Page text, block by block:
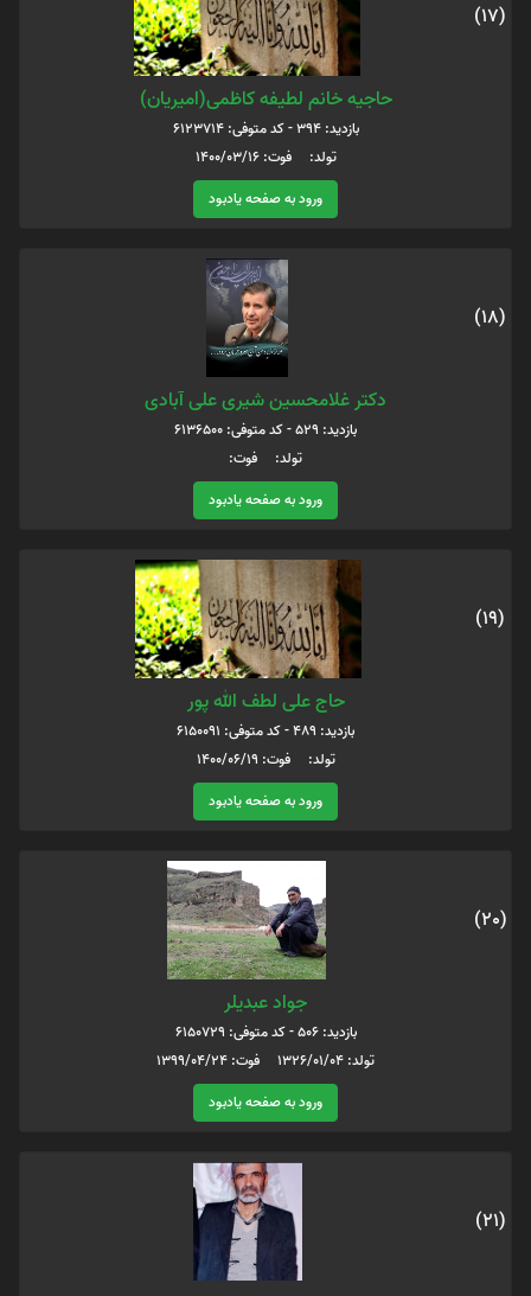
(17)
حاجیه خانم لطیفه کاظمی(امیریان)
بازدید: 394 - کد متوفی: 6123714
تولد: فوت: 1400/03/16
ورود به صفحه یادبود
(18)
دکتر غلامحسین شیری علی آبادی
بازدید: 529 - کد متوفی: 6136500
تولد: فوت:
ورود به صفحه یادبود
(19)
حاج علی لطف الله پور
بازدید: 489 - کد متوفی: 6150091
تولد: فوت: 1400/06/19
ورود به صفحه یادبود
(20)
جواد عبدیلر
بازدید: 506 - کد متوفی: 6150729
تولد: 1326/01/04 فوت: 1399/04/24
ورود به صفحه یادبود
(21)